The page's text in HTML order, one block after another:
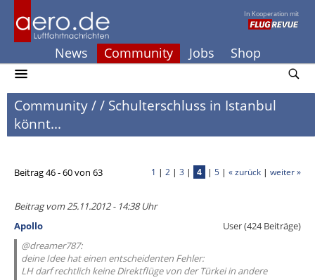
In Kooperation mit
News Community Jobs Shop
Community// Schulterschluss in Istanbul
könnt...
Beitrag 46 - 60 von 63 1 | 2 | 3 | 4 | 5 | « zurück | weiter »
Beitrag vom 25.11.2012 - 14:38 Uhr
Apollo
User (424 Beiträge)
@dreamer787:
deine Idee hat einen entscheidenten Fehler:
LH darf rechtlich keine Direktflüge von der Türkei in andere